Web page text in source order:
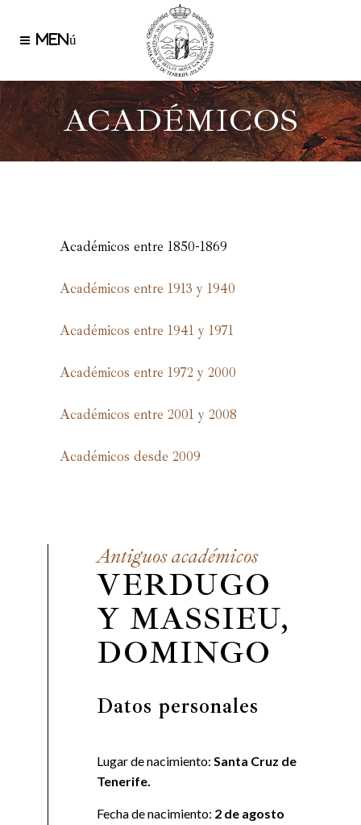
ACADÉMICOS
Académicos entre 1850-1869
Académicos entre 1913 y 1940
Académicos entre 1941 y 1971
Académicos entre 1972 y 2000
Académicos entre 2001 y 2008
Académicos desde 2009
Antiguos académicos
VERDUGO
Y MASSIEU,
DOMINGO
Datos personales
Lugar de nacimiento: Santa Cruz de
Tenerife.
Fecha de nacimiento: 2 de agosto